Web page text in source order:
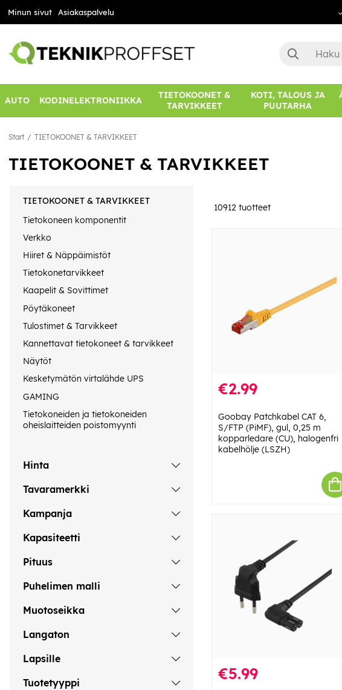
Minun sivut Asiakaspalvelu
AUTO KODINELEKTRONIIKKA
TIETOKOONET &
TARVIKKEET
KOTI, TALOUS JA
PUUTARHA
Start TIETOKOONET & TARVIKKEET
TIETOKOONET & TARVIKKEET
TIETOKOONET & TARVIKKEET
Tietokoneen komponentit
Verkko
Hiiret & Näppäimistöt
Tietokonetarvikkeet
Kaapelit & Sovittimet
Pöytäkoneet
Tulostimet & Tarvikkeet
Kannettavat tietokoneet & tarvikkeet
Näytöt
Kesketymätön virtalähde UPS
GAMING
Tietokoneiden ja tietokoneiden
oheislaitteiden poistomyynti
Hinta
Tavaramerkki
Kampanja
Kapasiteetti
Pituus
Puhelimen malli
Muotoseikka
Langaton
Lapsille
Tuotetyyppi
10912 tuotteet
€2.99
Goobay Patchkabel CAT 6,
S/FTP (PiMF), gul, 0,25 m
kopparledare (CU), halogenfri
kabelhölje (LSZH)
€5.99